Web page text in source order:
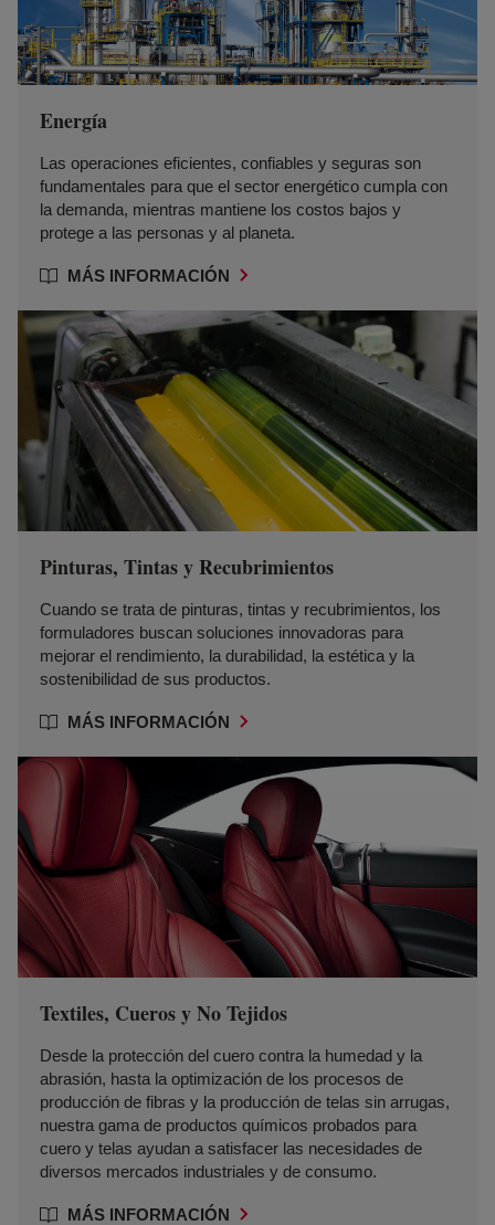
Energía
Las operaciones eficientes, confiables y seguras son
fundamentales para que el sector energético cumpla con
la demanda, mientras mantiene los costos bajos y
protege a las personas y al planeta.
MÁS INFORMACIÓN
Pinturas, Tintas y Recubrimientos
Cuando se trata de pinturas, tintas y recubrimientos, los
formuladores buscan soluciones innovadoras para
mejorar el rendimiento, la durabilidad, la estética y la
sostenibilidad de sus productos.
MÁS INFORMACIÓN
Textiles, Cueros y No Tejidos
Desde la protección del cuero contra la humedad y la
abrasión, hasta la optimización de los procesos de
producción de fibras y la producción de telas sin arrugas,
nuestra gama de productos químicos probados para
cuero y telas ayudan a satisfacer las necesidades de
diversos mercados industriales y de consumo.
MÁS INFORMACIÓN